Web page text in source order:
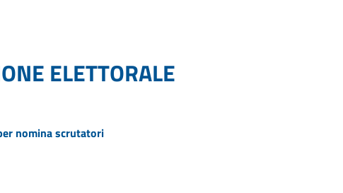
ELETTORALE
nomina scrutatori